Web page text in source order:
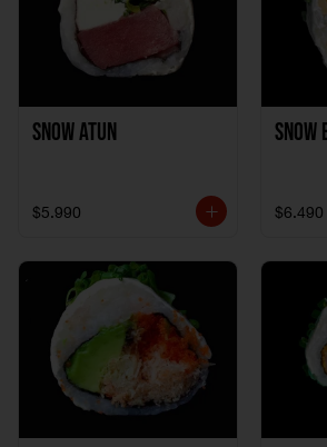
Snow Atun
$5.990
Snow
$6.490